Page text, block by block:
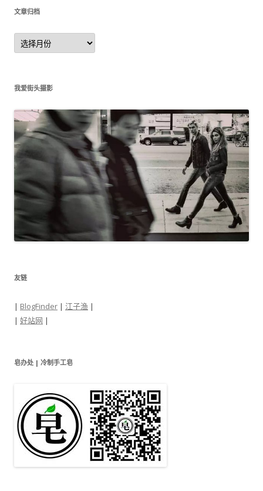
文章归档
文
章
归
我爱街头摄影
友链
| BlogFinder | 江子渔 |
| 好站网 |
皂办处 | 冷制手工皂